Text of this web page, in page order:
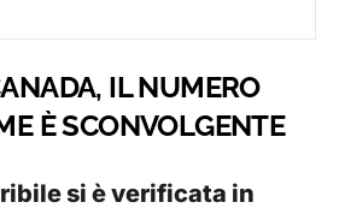
IL NUMERO
È SCONVOLGENTE
si è verificata in